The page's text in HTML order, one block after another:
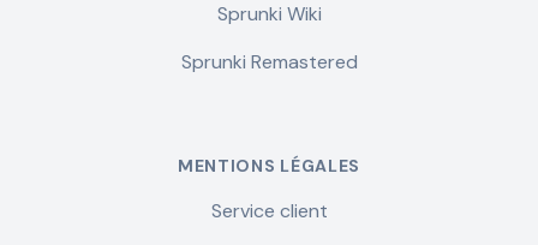
Sprunki Wiki
Sprunki Remastered
MENTIONS LÉGALES
Service client